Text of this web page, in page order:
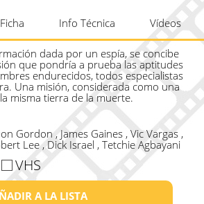
Ficha Info Técnica Vídeos
dada por un espía, se concibe
que pondría a prueba las aptitudes
endurecidos, todos especialistas
Una misión, considerada como una
misma tierra de la muerte.
Gordon , James Gaines , Vic Vargas ,
Lee , Dick Israel , Tetchie Agbayani
VHS
A LA LISTA